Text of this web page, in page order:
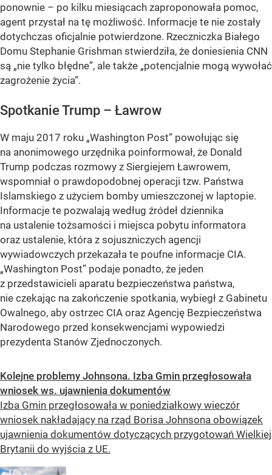
ponownie – po kilku miesiącach zaproponowała pomoc,
agent przystał na tę możliwość. Informacje te nie zostały
dotychczas oficjalnie potwierdzone. Rzeczniczka Białego
Domu Stephanie Grishman stwierdziła, że doniesienia CNN
są „nie tylko błędne”, ale także „potencjalnie mogą wywołać
zagrożenie życia”.
Spotkanie Trump – Ławrow
W maju 2017 roku „Washington Post” powołując się
na anonimowego urzędnika poinformował, że Donald
Trump podczas rozmowy z Siergiejem Ławrowem,
wspomniał o prawdopodobnej operacji tzw. Państwa
Islamskiego z użyciem bomby umieszczonej w laptopie.
Informacje te pozwalają według źródeł dziennika
na ustalenie tożsamości i miejsca pobytu informatora
oraz ustalenie, która z sojuszniczych agencji
wywiadowczych przekazała te poufne informacje CIA.
„Washington Post” podaje ponadto, że jeden
z przedstawicieli aparatu bezpieczeństwa państwa,
nie czekając na zakończenie spotkania, wybiegł z Gabinetu
Owalnego, aby ostrzec CIA oraz Agencję Bezpieczeństwa
Narodowego przed konsekwencjami wypowiedzi
prezydenta Stanów Zjednoczonych.
Kolejne problemy Johnsona. Izba Gmin przegłosowała
wniosek ws. ujawnienia dokumentów
Izba Gmin przegłosowała w poniedziałkowy wieczór
wniosek nakładający na rząd Borisa Johnsona obowiązek
ujawnienia dokumentów dotyczących przygotowań Wielkiej
Brytanii do wyjścia z UE.